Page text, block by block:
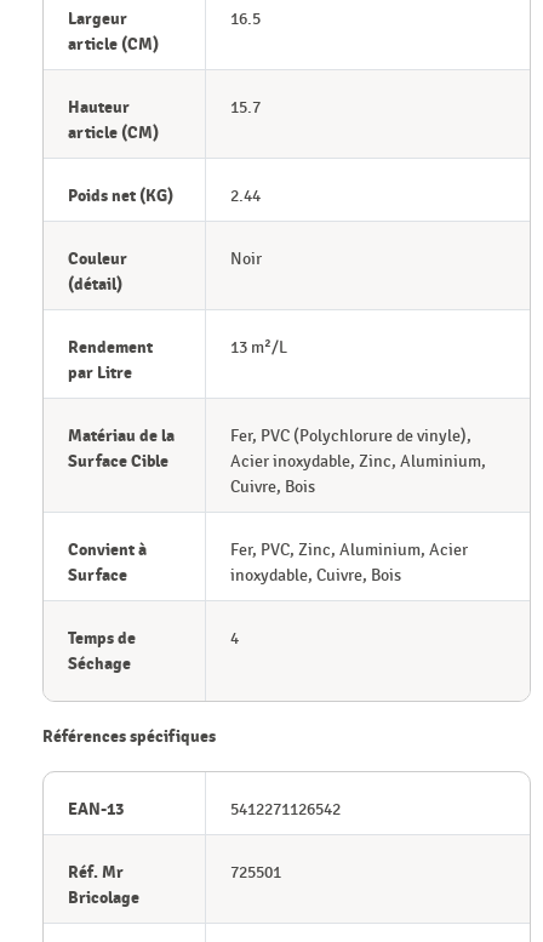
Largeur
article (CM)
16.5
Hauteur
article (CM)
15.7
Poids net (KG) 2.44
Couleur
(détail)
Noir
Rendement
par Litre
13 m²/L
Matériau de la
Surface Cible
Fer, PVC (Polychlorure de vinyle),
Acier inoxydable, Zinc, Aluminium,
Cuivre, Bois
Convient à
Surface
Fer, PVC, Zinc, Aluminium, Acier
inoxydable, Cuivre, Bois
Temps de
Séchage
4
Références spécifiques
EAN-13 5412271126542
Réf. Mr
Bricolage
725501